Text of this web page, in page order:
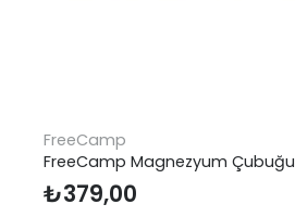
FreeCamp
FreeCamp Magnezyum Çubuğu
₺379,00